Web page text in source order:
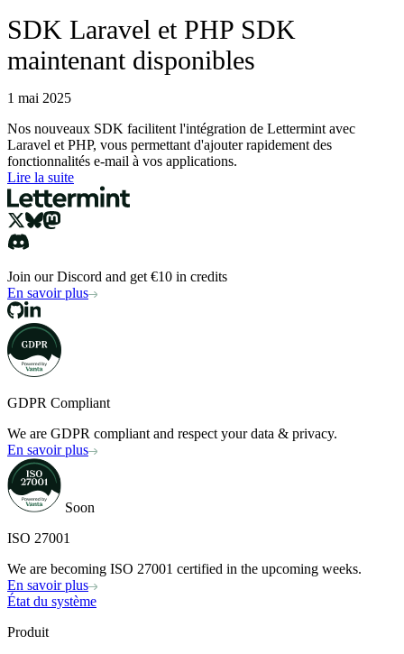
SDK Laravel et PHP SDK
maintenant disponibles
1 mai 2025
Nos nouveaux SDK facilitent l'intégration de Lettermint avec
Laravel et PHP, vous permettant d'ajouter rapidement des
fonctionnalités e-mail à vos applications.
Lire la suite
Join our Discord and get €10 in credits
En savoir plus
GDPR Compliant
We are GDPR compliant and respect your data & privacy.
En savoir plus
Soon
ISO 27001
We are becoming ISO 27001 certified in the upcoming weeks.
En savoir plus
État du système
Produit